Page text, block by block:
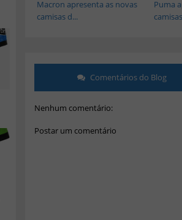
Puma
Macron apresenta as novas
camisas d...
Comentários do Blog
Nenhum comentário:
Postar um comentário